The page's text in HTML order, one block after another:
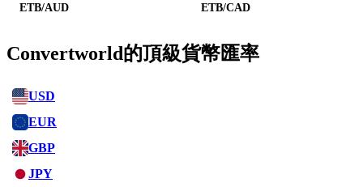
ETB/AUD ETB/CAD
Convertworld的頂級貨幣匯率
USD
EUR
GBP
JPY